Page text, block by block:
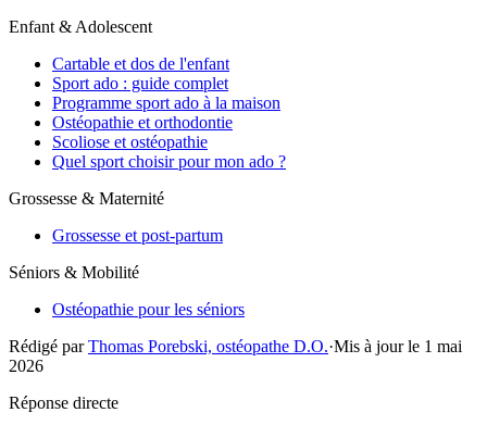
Enfant & Adolescent
Cartable et dos de l'enfant
Sport ado : guide complet
Programme sport ado à la maison
Ostéopathie et orthodontie
Scoliose et ostéopathie
Quel sport choisir pour mon ado ?
Grossesse & Maternité
Grossesse et post-partum
Séniors & Mobilité
Ostéopathie pour les séniors
Rédigé par Thomas Porebski, ostéopathe D.O.·Mis à jour le 1 mai
2026
Réponse directe